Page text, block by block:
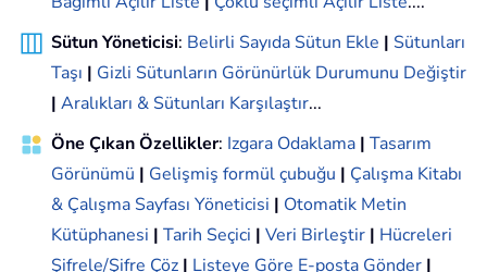
Sütun Yöneticisi: Belirli Sayıda Sütun Ekle | Sütunları
Taşı | Gizli Sütunların Görünürlük Durumunu Değiştir
| Aralıkları & Sütunları Karşılaştır...
Öne Çıkan Özellikler: Izgara Odaklama | Tasarım
Görünümü | Gelişmiş formül çubuğu | Çalışma Kitabı
& Çalışma Sayfası Yöneticisi | Otomatik Metin
Kütüphanesi | Tarih Seçici | Veri Birleştir | Hücreleri
Şifrele/Şifre Çöz | Listeye Göre E-posta Gönder |